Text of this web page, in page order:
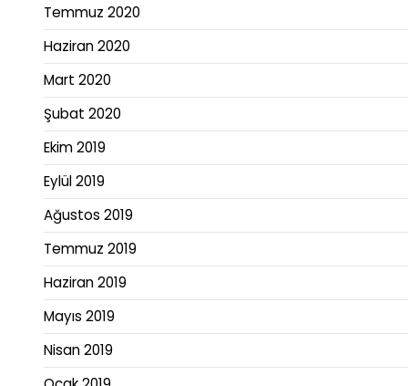
Temmuz 2020
Haziran 2020
Mart 2020
Şubat 2020
Ekim 2019
Eylül 2019
Ağustos 2019
Temmuz 2019
Haziran 2019
Mayıs 2019
Nisan 2019